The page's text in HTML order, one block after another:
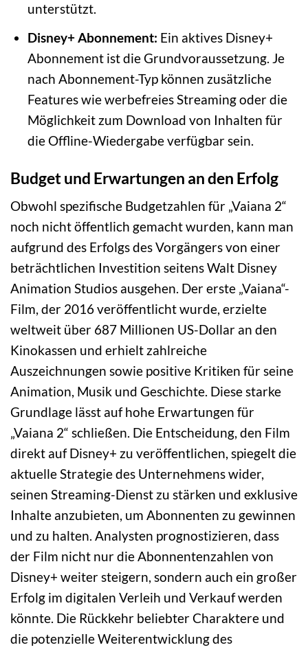
unterstützt.
Disney+ Abonnement: Ein aktives Disney+
Abonnement ist die Grundvoraussetzung. Je
nach Abonnement-Typ können zusätzliche
Features wie werbefreies Streaming oder die
Möglichkeit zum Download von Inhalten für
die Offline-Wiedergabe verfügbar sein.
Budget und Erwartungen an den Erfolg
Obwohl spezifische Budgetzahlen für „Vaiana 2“
noch nicht öffentlich gemacht wurden, kann man
aufgrund des Erfolgs des Vorgängers von einer
beträchtlichen Investition seitens Walt Disney
Animation Studios ausgehen. Der erste „Vaiana“-
Film, der 2016 veröffentlicht wurde, erzielte
weltweit über 687 Millionen US-Dollar an den
Kinokassen und erhielt zahlreiche
Auszeichnungen sowie positive Kritiken für seine
Animation, Musik und Geschichte. Diese starke
Grundlage lässt auf hohe Erwartungen für
„Vaiana 2“ schließen. Die Entscheidung, den Film
direkt auf Disney+ zu veröffentlichen, spiegelt die
aktuelle Strategie des Unternehmens wider,
seinen Streaming-Dienst zu stärken und exklusive
Inhalte anzubieten, um Abonnenten zu gewinnen
und zu halten. Analysten prognostizieren, dass
der Film nicht nur die Abonnentenzahlen von
Disney+ weiter steigern, sondern auch ein großer
Erfolg im digitalen Verleih und Verkauf werden
könnte. Die Rückkehr beliebter Charaktere und
die potenzielle Weiterentwicklung des